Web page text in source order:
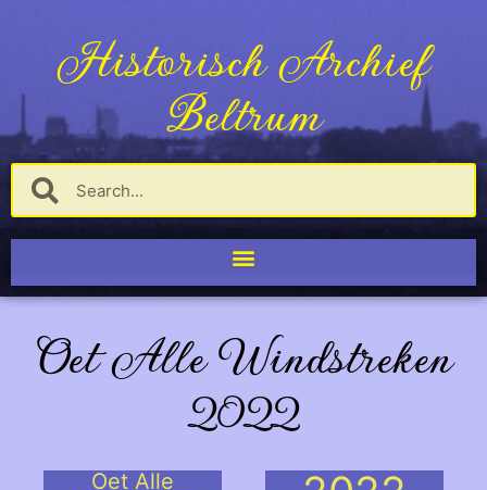
Historisch Archief
Beltrum
Oet Alle Windstreken
2022
Oet Alle